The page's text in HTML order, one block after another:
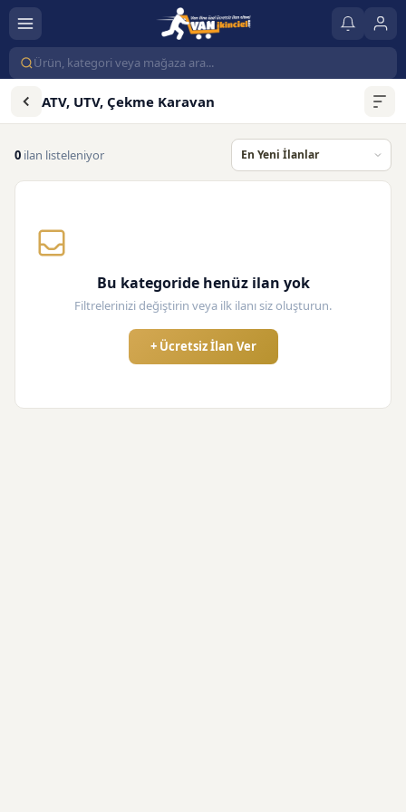
ATV, UTV, Çekme Karavan
0 ilan listeleniyor
Bu kategoride henüz ilan yok
Filtrelerinizi değiştirin veya ilk ilanı siz oluşturun.
+ Ücretsiz İlan Ver